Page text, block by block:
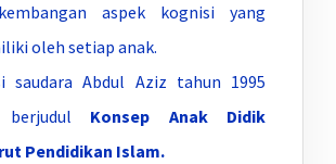
aspek kognisi yang
oleh setiap anak.
saudara Abdul Aziz tahun 1995
berjudul Konsep Anak Didik
Pendidikan Islam.